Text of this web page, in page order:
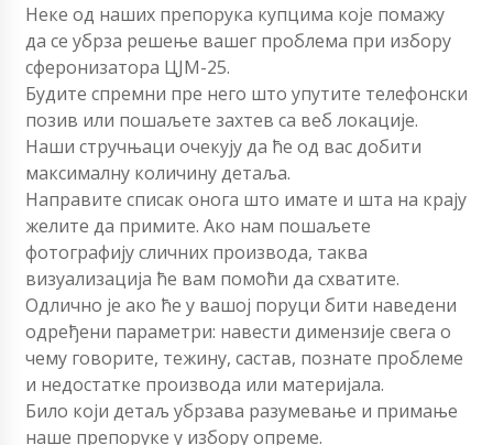
Неке од наших препорука купцима које помажу
да се убрза решење вашег проблема при избору
сферонизатора ЦЈМ-25.
Будите спремни пре него што упутите телефонски
позив или пошаљете захтев са веб локације.
Наши стручњаци очекују да ће од вас добити
максималну количину детаља.
Направите списак онога што имате и шта на крају
желите да примите. Ако нам пошаљете
фотографију сличних производа, таква
визуализација ће вам помоћи да схватите.
Одлично је ако ће у вашој поруци бити наведени
одређени параметри: навести димензије свега о
чему говорите, тежину, састав, познате проблеме
и недостатке производа или материјала.
Било који детаљ убрзава разумевање и примање
наше препоруке у избору опреме.